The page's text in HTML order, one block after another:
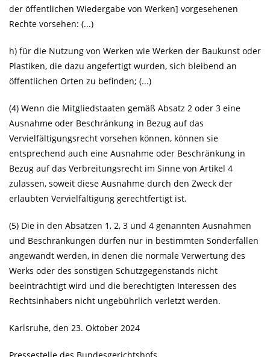
der öffentlichen Wiedergabe von Werken] vorgesehenen
Rechte vorsehen: (...)
h) für die Nutzung von Werken wie Werken der Baukunst oder
Plastiken, die dazu angefertigt wurden, sich bleibend an
öffentlichen Orten zu befinden; (...)
(4) Wenn die Mitgliedstaaten gemäß Absatz 2 oder 3 eine
Ausnahme oder Beschränkung in Bezug auf das
Vervielfältigungsrecht vorsehen können, können sie
entsprechend auch eine Ausnahme oder Beschränkung in
Bezug auf das Verbreitungsrecht im Sinne von Artikel 4
zulassen, soweit diese Ausnahme durch den Zweck der
erlaubten Vervielfältigung gerechtfertigt ist.
(5) Die in den Absätzen 1, 2, 3 und 4 genannten Ausnahmen
und Beschränkungen dürfen nur in bestimmten Sonderfällen
angewandt werden, in denen die normale Verwertung des
Werks oder des sonstigen Schutzgegenstands nicht
beeinträchtigt wird und die berechtigten Interessen des
Rechtsinhabers nicht ungebührlich verletzt werden.
Karlsruhe, den 23. Oktober 2024